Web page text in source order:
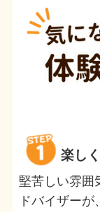
楽し
堅苦しい雰囲
ドバイザー